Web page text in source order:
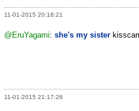
11-01-2015 20:18:21
@EruYagami: she's my sister
11-01-2015 21:17:26